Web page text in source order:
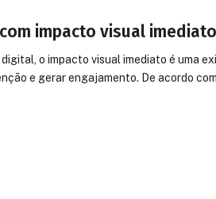
impacto visual imediato
o impacto visual imediato é uma
e gerar engajamento. De acordo